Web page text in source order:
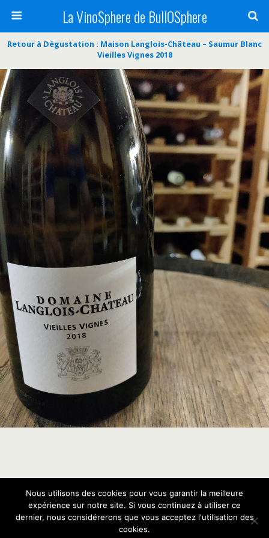
La VinoSphere de BullOSphere
Retour à Dégustation : Maison Langlois-Château – Saumur Blanc
Vieilles Vignes 2018
Retour au début
Nous utilisons des cookies pour vous garantir la meilleure
expérience sur notre site. Si vous continuez à utiliser ce
dernier, nous considérerons que vous acceptez l'utilisation des
cookies.